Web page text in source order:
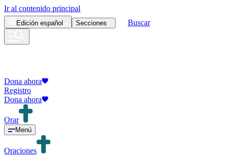
Ir al contenido principal
Edición español Secciones Buscar
Dona ahora
Registro
Dona ahora
Orar
Menú
Oraciones